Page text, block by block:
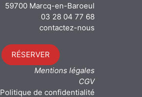
59700 Marcq-en-Baroeul
03 28 04 77 68
contactez-nous
RÉSERVER
Mentions légales
CGV
Politique de confidentialité